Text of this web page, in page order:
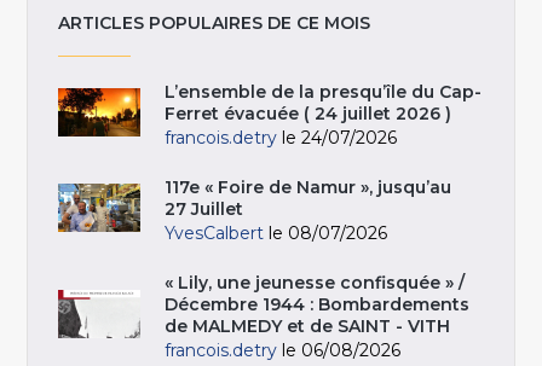
ARTICLES POPULAIRES DE CE MOIS
L’ensemble de la presqu’île du Cap-
Ferret évacuée ( 24 juillet 2026 )
francois.detry le 24/07/2026
117e « Foire de Namur », jusqu’au
27 Juillet
YvesCalbert le 08/07/2026
« Lily, une jeunesse confisquée » /
Décembre 1944 : Bombardements
de MALMEDY et de SAINT - VITH
francois.detry le 06/08/2026